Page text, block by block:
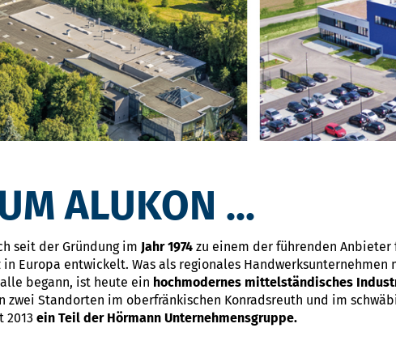
ALUKON ...
seit der Gründung im Jahr 1974 zu einem der führenden Anbieter
in Europa entwickelt. Was als regionales
begann, ist heute ein hochmodernes mittelständisches
zwei Standorten im oberfränkischen Konradsreuth und im
2013 ein Teil der Hörmann Unternehmensgruppe.